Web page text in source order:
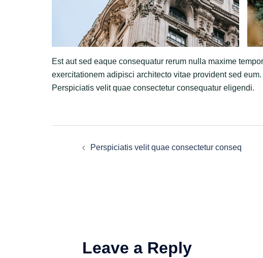
Est aut sed eaque consequatur rerum nulla maxime
exercitationem adipisci architecto vitae provident sed
Perspiciatis velit quae consectetur consequatur eligendi.
PostPerspiciatis velit quae consectetur conseq
Leave a Reply